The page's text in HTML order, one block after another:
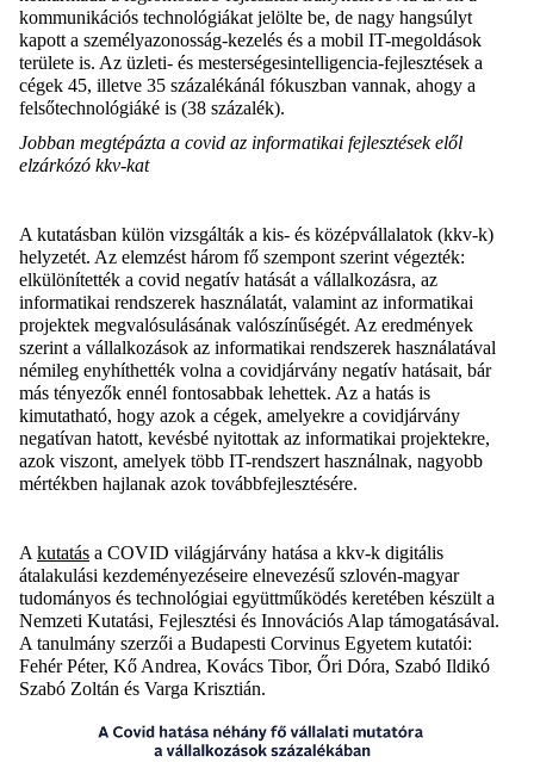
kommunikációs technológiákat jelölte be, de nagy hangsúlyt
kapott a személyazonosság-kezelés és a mobil IT-megoldások
területe is. Az üzleti- és mesterségesintelligencia-fejlesztések a
cégek 45, illetve 35 százalékánál fókuszban vannak, ahogy a
felsőtechnológiáké is (38 százalék).
Jobban megtépázta a covid az informatikai fejlesztések elől
elzárkózó kkv-kat
A kutatásban külön vizsgálták a kis- és középvállalatok (kkv-k)
helyzetét. Az elemzést három fő szempont szerint végezték:
elkülönítették a covid negatív hatását a vállalkozásra, az
informatikai rendszerek használatát, valamint az informatikai
projektek megvalósulásának valószínűségét. Az eredmények
szerint a vállalkozások az informatikai rendszerek használatával
némileg enyhíthették volna a covidjárvány negatív hatásait, bár
más tényezők ennél fontosabbak lehettek. Az a hatás is
kimutatható, hogy azok a cégek, amelyekre a covidjárvány
negatívan hatott, kevésbé nyitottak az informatikai projektekre,
azok viszont, amelyek több IT-rendszert használnak, nagyobb
mértékben hajlanak azok továbbfejlesztésére.
A kutatás a COVID világjárvány hatása a kkv-k digitális
átalakulási kezdeményezéseire elnevezésű szlovén-magyar
tudományos és technológiai együttműködés keretében készült a
Nemzeti Kutatási, Fejlesztési és Innovációs Alap támogatásával.
A tanulmány szerzői a Budapesti Corvinus Egyetem kutatói:
Fehér Péter, Kő Andrea, Kovács Tibor, Őri Dóra, Szabó Ildikó
Szabó Zoltán és Varga Krisztián.